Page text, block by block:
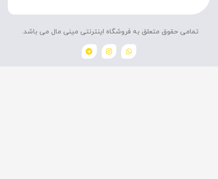
تمامی حقوق متعلق به فروشگاه اینترنتی مینی مال می باشد.